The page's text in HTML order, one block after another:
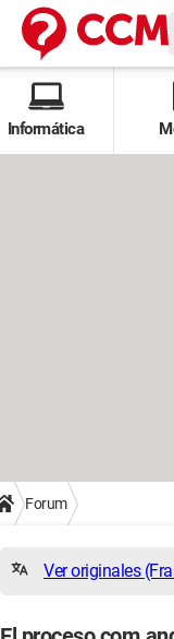
Informática
Forum
Ver originales